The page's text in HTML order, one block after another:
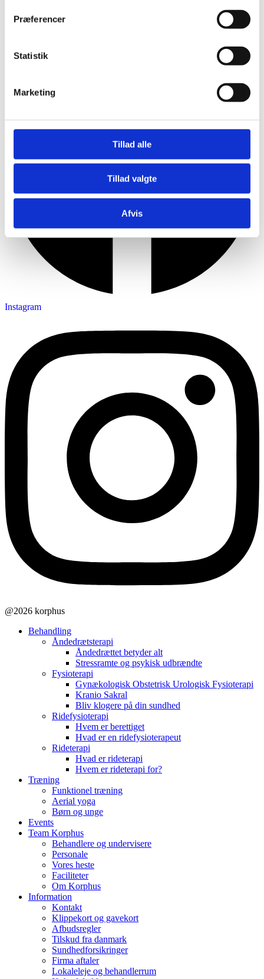
Præferencer
Statistik
Marketing
Tillad alle
Tillad valgte
Afvis
Persondata & cookiepolitik
Instagram
@2026 korphus
Behandling
Åndedrætsterapi
Åndedrættet betyder alt
Stressramte og psykisk udbrændte
Fysioterapi
Gynækologisk Obstetrisk Urologisk Fysioterapi
Kranio Sakral
Bliv klogere på din sundhed
Ridefysioterapi
Hvem er berettiget
Hvad er en ridefysioterapeut
Rideterapi
Hvad er rideterapi
Hvem er rideterapi for?
Træning
Funktionel træning
Aerial yoga
Børn og unge
Events
Team Korphus
Behandlere og undervisere
Personale
Vores heste
Faciliteter
Om Korphus
Information
Kontakt
Klippekort og gavekort
Afbudsregler
Tilskud fra danmark
Sundhedforsikringer
Firma aftaler
Lokaleleje og behandlerrum